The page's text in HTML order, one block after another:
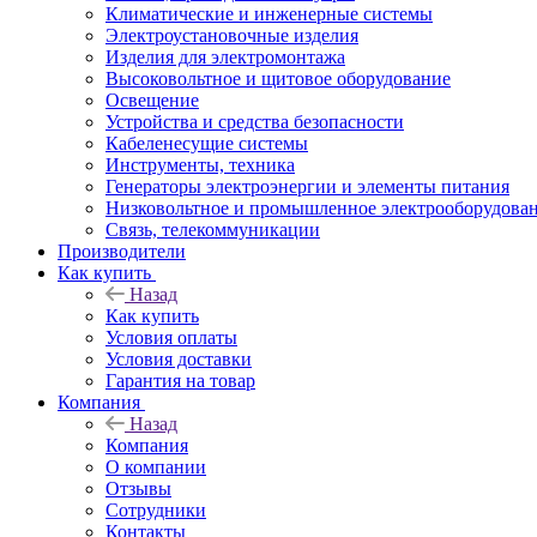
Климатические и инженерные системы
Электроустановочные изделия
Изделия для электромонтажа
Высоковольтное и щитовое оборудование
Освещение
Устройства и средства безопасности
Кабеленесущие системы
Инструменты, техника
Генераторы электроэнергии и элементы питания
Низковольтное и промышленное
Связь, телекоммуникации
Производители
Как купить
Назад
Как купить
Условия оплаты
Условия доставки
Гарантия на товар
Компания
Назад
Компания
О компании
Отзывы
Сотрудники
Контакты